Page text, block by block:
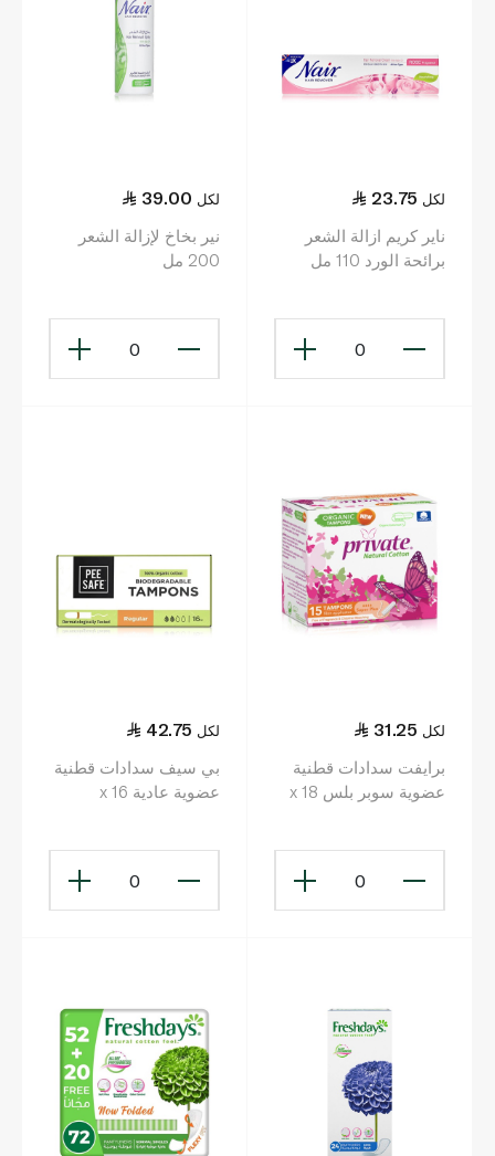
23.75 لكل
ناير كريم ازالة الشعر
برائحة الورد 110 مل
0
39.00 لكل
نير بخاخ لإزالة الشعر
200 مل
0
31.25 لكل
برايفت سدادات قطنية
عضوية سوبر بلس x 18
0
42.75 لكل
بي سيف سدادات قطنية
عضوية عادية x 16
0